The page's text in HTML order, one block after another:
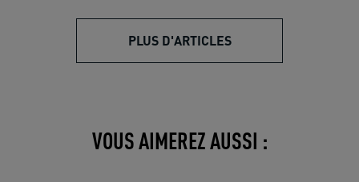
PLUS D'ARTICLES
VOUS AIMEREZ AUSSI :